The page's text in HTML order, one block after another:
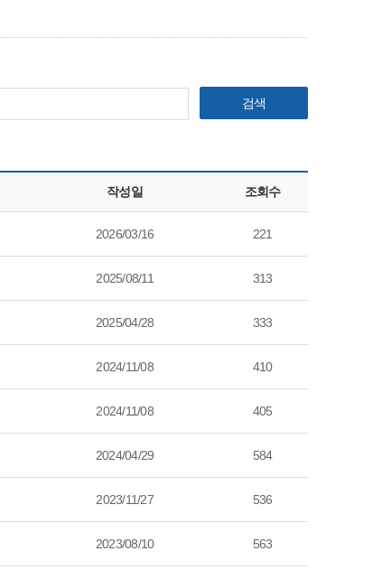
검색
작성일 조회수
2026/03/16 221
2025/08/11 313
2025/04/28 333
2024/11/08 410
2024/11/08 405
2024/04/29 584
2023/11/27 536
2023/08/10 563